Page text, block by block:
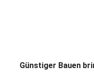
Günstiger Bauen